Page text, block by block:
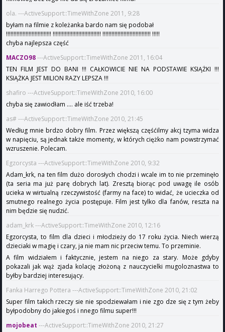
ola. ---ActiveSupport::TimeWithZone 2011, 9:28
byłam na filmie z koleżanka bardo nam się podobał
!!!!!!!!!!!!!!!!!!!!!!!!!!!!!! !!!!!!!!!!!!!!!!!!!!!!!!!!!!!!!! !!!!!!!!!!!!!!!!!!!!!!!!!!!!!!!! !!!!!
chyba najlepsza część
MACZO98---ActiveSupport::TimeWithZone 2011, 16:04
TEN FILM JEST DO BANI !!! CAŁKOWICIE NIE NA PODSTAWIE KSIĄŻKI !!!
KSIĄŻKA JEST MILION RAZY LEPSZA !!!
shafiro ---ActiveSupport::TimeWithZone 2010, 16:00
chyba się zawiodłam .... ale iść trzeba!
as# ---ActiveSupport::TimeWithZone 2010, 21:45
Według mnie brdzo dobry film. Przez większą częśćilmy akcj tzyma widza
w napięciu, są jednak także momenty, w których ciężko nam powstrzymać
wzruszenie. Polecam.
Egzorcysta ---ActiveSupport::TimeWithZone 2010, 9:32
Adam_krk, na ten film dużo dorosłych chodzi i wcale im to nie przeminęło
(ta seria ma już parę dobrych lat). Zresztą biorąc pod uwagę ile osób
ucieka w wirtualną rzeczywistość (farmy na face) to widać, że ucieczka od
smutnego realnego życia postępuje. Film jest tylko dla fanów, reszta na
nim będzie się nudzić.
adam_krk ---ActiveSupport::TimeWithZone 2010, 12:16
Egzorcysta, to film dla dzieci i młodzieży do 17 roku życia. Niech wierzą
dzieciaki w magię i czary, ja nie mam nic przeciw temu. To przeminie.
A film widziałem i faktycznie, jestem na niego za stary. Może gdyby
pokazali jak wąż zjada kolację złożoną z nauczycielki mugoloznastwa to
byłby bardziej interesujący.
Fanka Harrego Pottera ---ActiveSupport::TimeWithZone 2010, 21:02
Super film takich rzeczy sie nie spodziewałam i nie zgo dze się z tym żeby
byłpodobny do jakiegoś i nnego filmu super!!!
mojobeat ---ActiveSupport::TimeWithZone 2010, 21:27